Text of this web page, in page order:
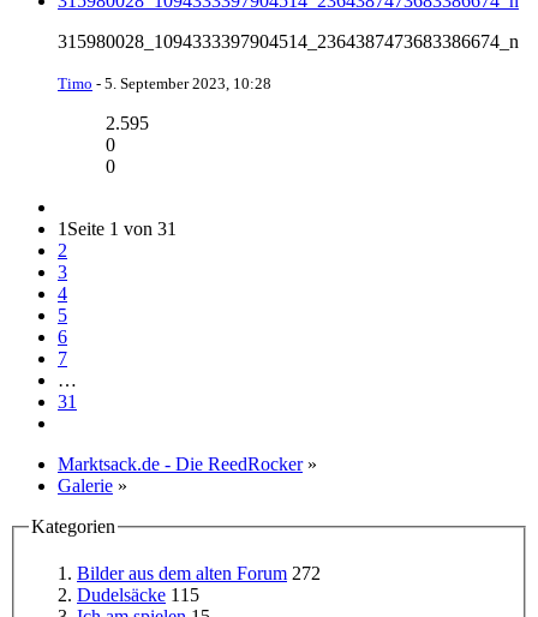
315980028_1094333397904514_2364387473683386674_n
Timo - 5. September 2023, 10:28
2.595
0
0
1 Seite 1 von 31
2
3
4
5
6
7
…
31
Marktsack.de - Die ReedRocker »
Galerie »
Kategorien
Bilder aus dem alten Forum 272
Dudelsäcke 115